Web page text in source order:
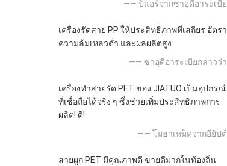
—— ปิแอร์จากซาอุดีอาระเบีย
เครื่องรัดสาย PP ให้ประสิทธิภาพที่เสถียร อัตรา
ความล้มเหลวต่ำ และผลผลิตสูง
—— ซาอุดีอาระเบียกล่าวว่า
เครื่องทำสายรัด PET ของ JIATUO เป็นอุปกรณ์
ที่เชื่อถือได้จริง ๆ ซึ่งช่วยเพิ่มประสิทธิภาพการ
ผลิต! ดี!
—— โมฮาเหม็ดจากอียิปต์
สายผูก PET มีคุณภาพดี ขายดีมากในท้องถิ่น